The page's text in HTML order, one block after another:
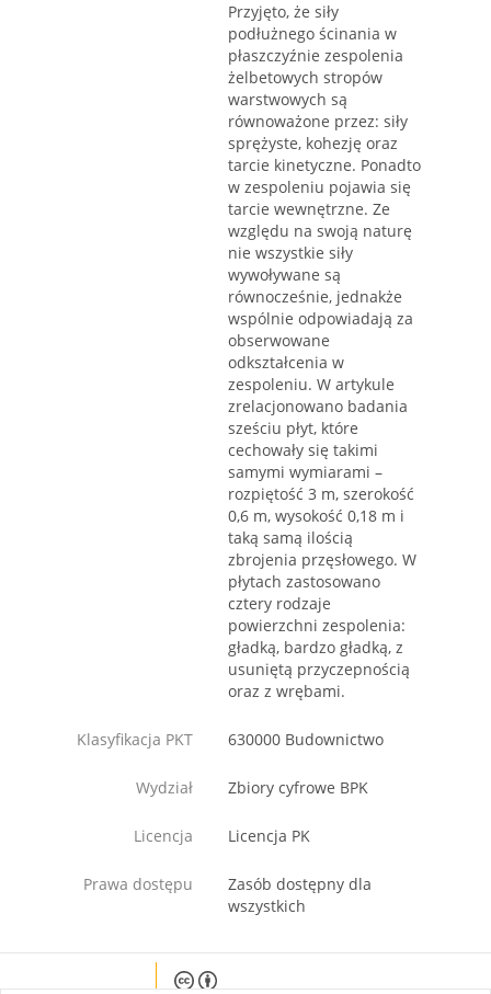
Przyjęto, że siły
podłużnego ścinania w
płaszczyźnie zespolenia
żelbetowych stropów
warstwowych są
równoważone przez: siły
sprężyste, kohezję oraz
tarcie kinetyczne. Ponadto
w zespoleniu pojawia się
tarcie wewnętrzne. Ze
względu na swoją naturę
nie wszystkie siły
wywoływane są
równocześnie, jednakże
wspólnie odpowiadają za
obserwowane
odkształcenia w
zespoleniu. W artykule
zrelacjonowano badania
sześciu płyt, które
cechowały się takimi
samymi wymiarami –
rozpiętość 3 m, szerokość
0,6 m, wysokość 0,18 m i
taką samą ilością
zbrojenia przęsłowego. W
płytach zastosowano
cztery rodzaje
powierzchni zespolenia:
gładką, bardzo gładką, z
usuniętą przyczepnością
oraz z wrębami.
Klasyfikacja PKT 630000 Budownictwo
Wydział Zbiory cyfrowe BPK
Licencja Licencja PK
Prawa dostępu
Zasób dostępny dla
wszystkich